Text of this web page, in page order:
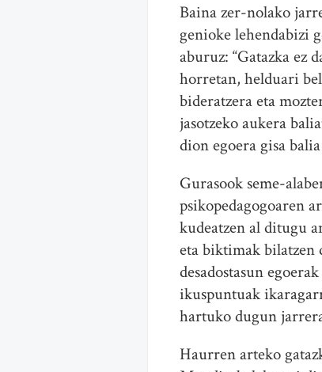
Baina zer-nolako
genioke lehendabizi
aburuz: “Gatazka ez
horretan, helduari
bideratzera eta
jasotzeko aukera
dion egoera gisa
Gurasook seme-
psikopedagogoaren
kudeatzen al ditugu
eta biktimak bilatzen
desadostasun
ikuspuntuak
hartuko dugun
Haurren arteko